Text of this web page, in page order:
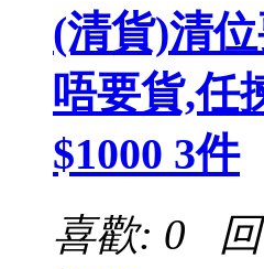
(清貨)清
唔要貨,任
$1000 3件
喜歡: 0